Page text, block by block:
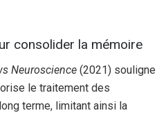
consolider la mémoire
Neuroscience (2021) souligne
le traitement des
terme, limitant ainsi la